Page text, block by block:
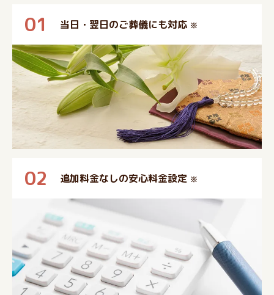
01 当日・翌日のご葬儀にも対応 ※
02 追加料金なしの安心料金設定 ※